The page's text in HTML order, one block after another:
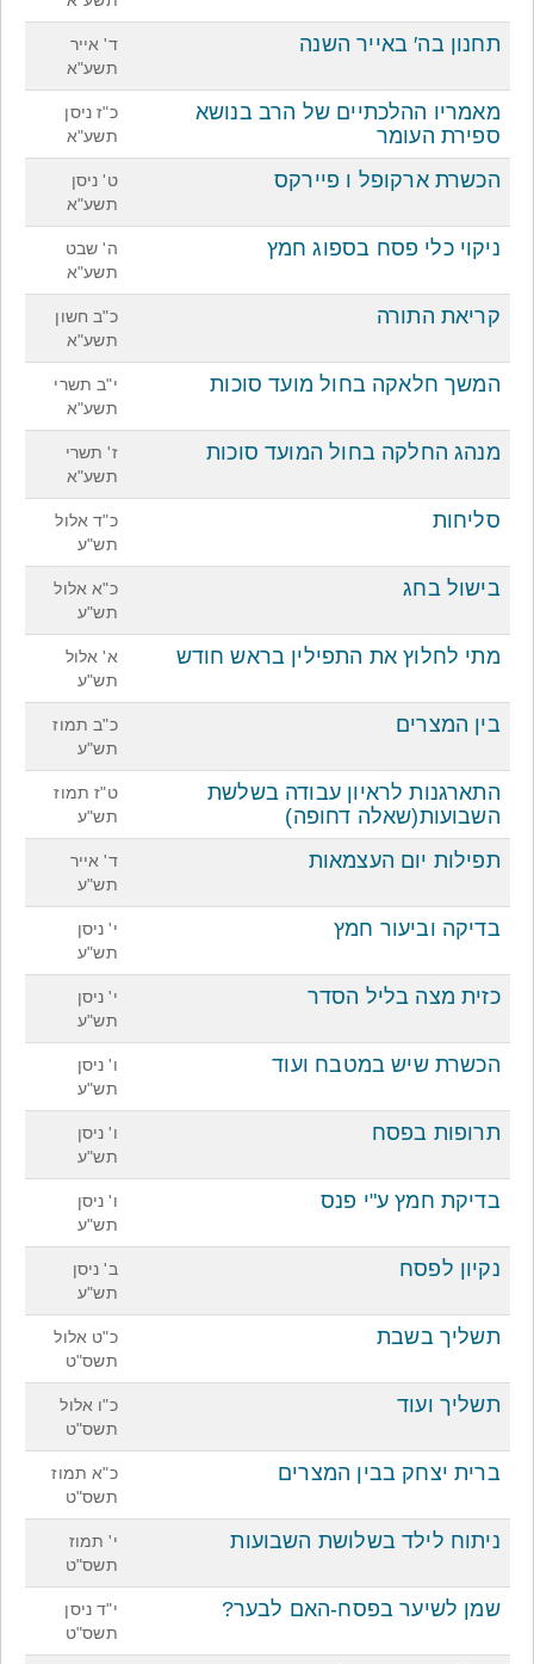
תחנון בה′ באייר השנה
ד' אייר
תשע"א
מאמריו ההלכתיים של הרב בנושא
ספירת העומר
כ"ז ניסן
תשע"א
הכשרת ארקופל ו פיירקס
ט' ניסן
תשע"א
ניקוי כלי פסח בספוג חמץ
ה' שבט
תשע"א
קריאת התורה
כ"ב חשון
תשע"א
המשך חלאקה בחול מועד סוכות
י"ב תשרי
תשע"א
מנהג החלקה בחול המועד סוכות
ז' תשרי
תשע"א
סליחות
כ"ד אלול
תש"ע
בישול בחג
כ"א אלול
תש"ע
מתי לחלוץ את התפילין בראש חודש
א' אלול
תש"ע
בין המצרים
כ"ב תמוז
תש"ע
התארגנות לראיון עבודה בשלשת
השבועות(שאלה דחופה)
ט"ז תמוז
תש"ע
תפילות יום העצמאות
ד' אייר
תש"ע
בדיקה וביעור חמץ
י' ניסן
תש"ע
כזית מצה בליל הסדר
י' ניסן
תש"ע
הכשרת שיש במטבח ועוד
ו' ניסן
תש"ע
תרופות בפסח
ו' ניסן
תש"ע
בדיקת חמץ ע"י פנס
ו' ניסן
תש"ע
נקיון לפסח
ב' ניסן
תש"ע
תשליך בשבת
כ"ט אלול
תשס"ט
תשליך ועוד
כ"ו אלול
תשס"ט
ברית יצחק בבין המצרים
כ"א תמוז
תשס"ט
ניתוח לילד בשלושת השבועות
י' תמוז
תשס"ט
שמן לשיער בפסח-האם לבער?
י"ד ניסן
תשס"ט